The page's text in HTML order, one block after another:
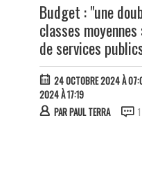
Budget : "une
classes
de services
24 OCTOBRE 2024 À
2024 À 17:19
PARPAUL TERRA